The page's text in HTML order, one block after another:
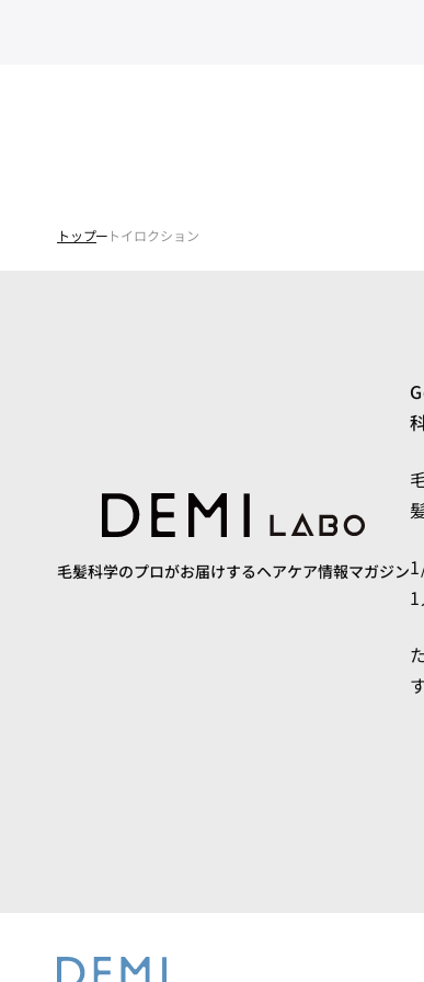
トップ トイロクション
毛髪科学のプロがお届けするヘアケア情報マガジン